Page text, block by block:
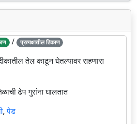
/ प्रत्यक्षातील ठिकाण
तेल काढून घेतल्यावर राहणारा
ढेप गुरांना घालतात
,पेड